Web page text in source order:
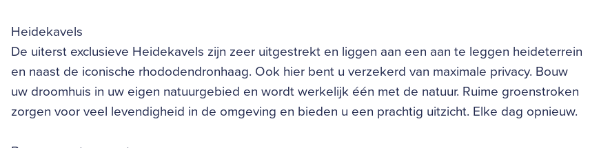
Heidekavels
De uiterst exclusieve Heidekavels zijn zeer uitgestrekt en liggen aan een aan te leggen heideterrein
en naast de iconische rhododendronhaag. Ook hier bent u verzekerd van maximale privacy. Bouw
uw droomhuis in uw eigen natuurgebied en wordt werkelijk één met de natuur. Ruime groenstroken
zorgen voor veel levendigheid in de omgeving en bieden u een prachtig uitzicht. Elke dag opnieuw.